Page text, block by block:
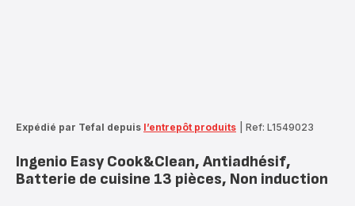
Expédié par Tefal depuis l’entrepôt produits Ref: L1549023
Ingenio Easy Cook&Clean, Antiadhésif,
Batterie de cuisine 13 pièces, Non induction